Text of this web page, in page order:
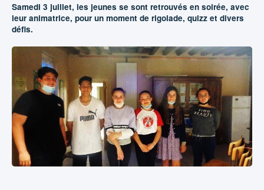
Samedi 3 juillet, les jeunes se sont retrouvés en soirée, avec
leur animatrice, pour un moment de rigolade, quizz et divers
défis.